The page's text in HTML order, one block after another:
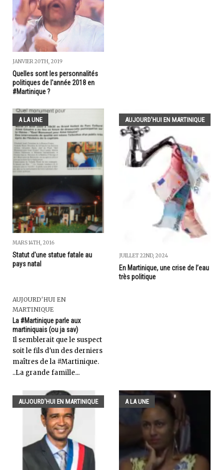
JANVIER 20TH, 2019
Quelles sont les personnalités
politiques de l'année 2018 en
#Martinique ?
A LA UNE
MARS 14TH, 2016
Statut d'une statue fatale au
pays natal
AUJOURD'HUI EN MARTINIQUE
JUILLET 22ND, 2024
En Martinique, une crise de l’eau
très politique
AUJOURD'HUI EN
MARTINIQUE
La #Martinique parle aux
martiniquais (ou ja sav)
Il semblerait que le suspect
soit le fils d'un des derniers
maîtres de la #Martinique.
..La grande famille...
AUJOURD'HUI EN MARTINIQUE A LA UNE